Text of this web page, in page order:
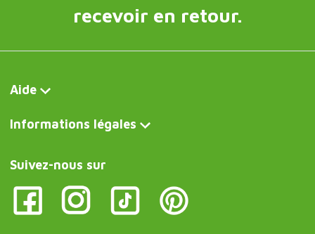
recevoir en retour.
Aide
Informations légales
Suivez-nous sur